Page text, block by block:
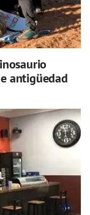
antigüedad